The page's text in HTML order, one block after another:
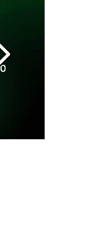
templates.template-